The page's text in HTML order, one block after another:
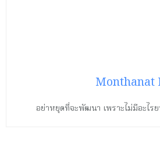
Monthanat
อย่าหยุดที่จะพัฒนา เพราะไม่มีอะไร